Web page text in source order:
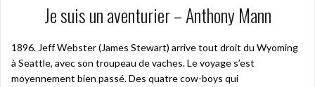
Je suis un aventurier – Anthony Mann
1896. Jeff Webster (James Stewart) arrive tout droit du Wyoming
à Seattle, avec son troupeau de vaches. Le voyage s’est
moyennement bien passé. Des quatre cow-boys qui